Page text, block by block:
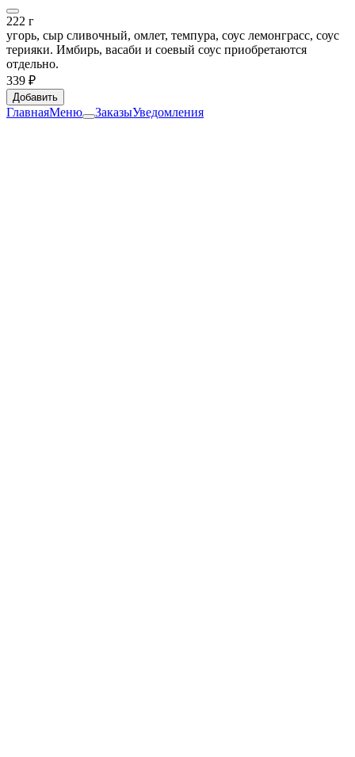
222 г
угорь, сыр сливочный, омлет, темпура, соус лемонграсс, соус
терияки. Имбирь, васаби и соевый соус приобретаются
отдельно.
339 ₽
Добавить
ГлавнаяМеню ЗаказыУведомления